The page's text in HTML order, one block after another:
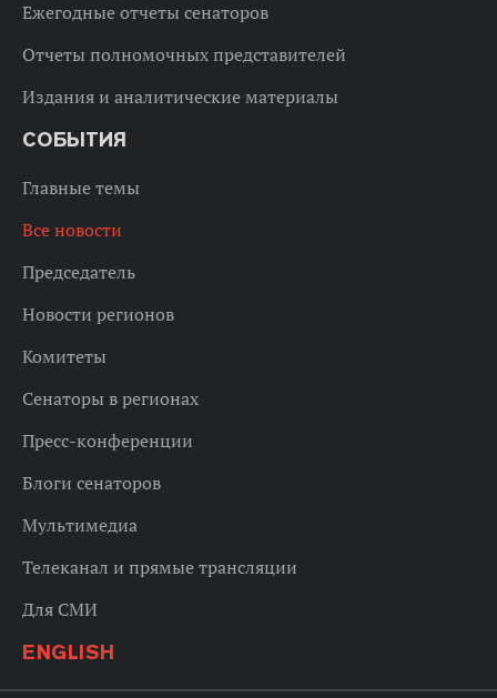
Ежегодные отчеты сенаторов
Отчеты полномочных представителей
Издания и аналитические материалы
СОБЫТИЯ
Главные темы
Все новости
Председатель
Новости регионов
Комитеты
Сенаторы в регионах
Пресс-конференции
Блоги сенаторов
Мультимедиа
Телеканал и прямые трансляции
Для СМИ
ENGLISH